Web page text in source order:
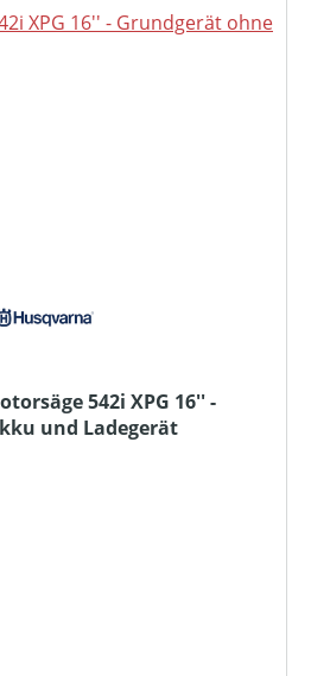
542i XPG 16'' -
und Ladegerät